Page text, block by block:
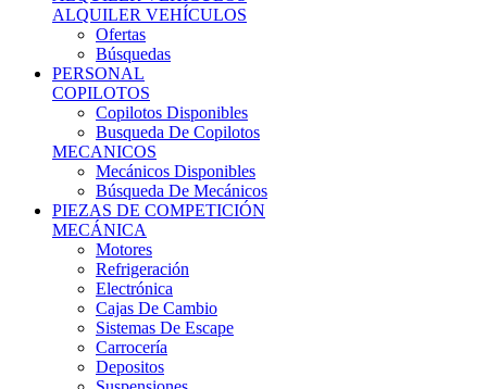
ALQUILER VEHÍCULOS
Ofertas
Búsquedas
PERSONAL
COPILOTOS
Copilotos Disponibles
Busqueda De Copilotos
MECANICOS
Mecánicos Disponibles
Búsqueda De Mecánicos
PIEZAS DE COMPETICIÓN
MECÁNICA
Motores
Refrigeración
Electrónica
Cajas De Cambio
Sistemas De Escape
Carrocería
Depositos